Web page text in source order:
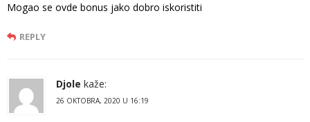
Mogao se ovde bonus jako dobro iskoristiti
REPLY
Djole kaže:
26 OKTOBRA, 2020 U 16:19